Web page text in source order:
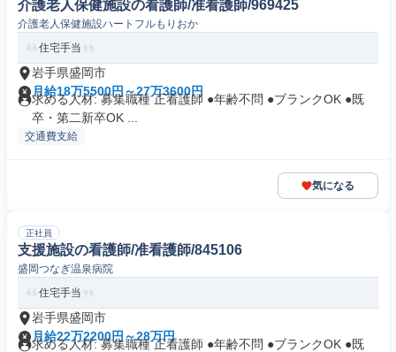
介護老人保健施設の看護師/准看護師/969425
介護老人保健施設ハートフルもりおか
住宅手当
岩手県盛岡市
月給18万5500円～27万3600円
求める人材: 募集職種 正看護師 ●年齢不問 ●ブランクOK ●既
卒・第二新卒OK ...
交通費支給
気になる
正社員
支援施設の看護師/准看護師/845106
盛岡つなぎ温泉病院
住宅手当
岩手県盛岡市
月給22万2200円～28万円
求める人材: 募集職種 正看護師 ●年齢不問 ●ブランクOK ●既